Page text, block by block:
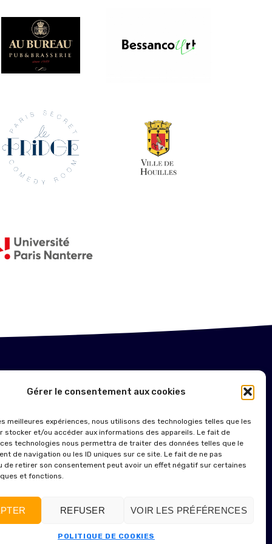
Gérer le consentement aux cookies
meilleures expériences, nous utilisons des technologies telles que les
stocker et/ou accéder aux informations des appareils. Le fait de
technologies nous permettra de traiter des données telles que le
de navigation ou les ID uniques sur ce site. Le fait de ne pas
de retirer son consentement peut avoir un effet négatif sur certaines
et fonctions.
REFUSER VOIR LES PRÉFÉRENCES
POLITIQUE DE COOKIES